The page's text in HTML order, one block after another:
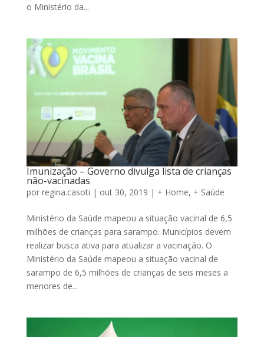
o Ministério da...
Imunização – Governo divulga lista de crianças
não-vacinadas
por regina.casoti | out 30, 2019 | + Home, + Saúde
Ministério da Saúde mapeou a situação vacinal de 6,5
milhões de crianças para sarampo. Municípios devem
realizar busca ativa para atualizar a vacinação. O
Ministério da Saúde mapeou a situação vacinal de
sarampo de 6,5 milhões de crianças de seis meses a
menores de...